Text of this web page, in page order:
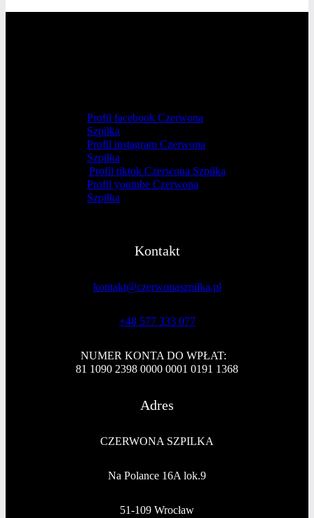
Profil facebook Czerwona
Szpilka
Profil instagram Czerwona
Szpilka
Profil tiktok Czerwona Szpilka
Profil youtube Czerwona
Szpilka
Kontakt
kontakt@czerwonaszpilka.pl
+48 577 333 077
NUMER KONTA DO WPŁAT:
81 1090 2398 0000 0001 0191 1368
Adres
CZERWONA SZPILKA
Na Polance 16A lok.9
51-109 Wrocław